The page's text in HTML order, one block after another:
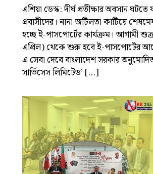
এশিয়া ডেস্ক: দীর্ঘ প্রতীক্ষার অবসান ঘটতে
প্রবাসীদের। নানা জটিলতা কাটিয়ে
হচ্ছে ই-পাসপোর্টের কার্যক্রম। আগামী
এপ্রিল) থেকে শুরু হবে ই-পাসপোর্টের
এ সেবা দেবে বাংলাদেশ সরকার
সার্ভিসেস লিমিটেড’ […]